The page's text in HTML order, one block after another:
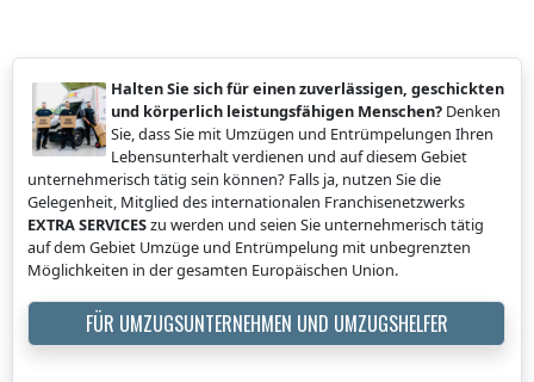
Halten Sie sich für einen zuverlässigen, geschickten
und körperlich leistungsfähigen Menschen? Denken
Sie, dass Sie mit Umzügen und Entrümpelungen Ihren
Lebensunterhalt verdienen und auf diesem Gebiet
unternehmerisch tätig sein können? Falls ja, nutzen Sie die
Gelegenheit, Mitglied des internationalen Franchisenetzwerks
EXTRA SERVICESzu werden und seien Sie unternehmerisch tätig
auf dem Gebiet Umzüge und Entrümpelung mit unbegrenzten
Möglichkeiten in der gesamten Europäischen Union.
FÜR UMZUGSUNTERNEHMEN UND UMZUGSHELFER